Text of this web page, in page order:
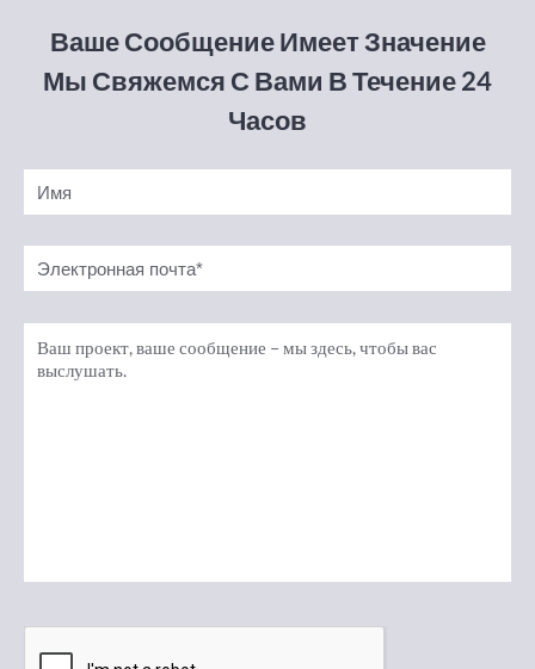
Ваше Сообщение Имеет Значение
Мы Свяжемся С Вами В Течение 24
Часов